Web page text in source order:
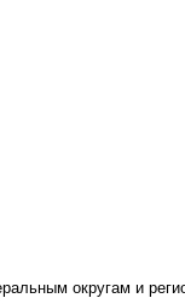
округам и